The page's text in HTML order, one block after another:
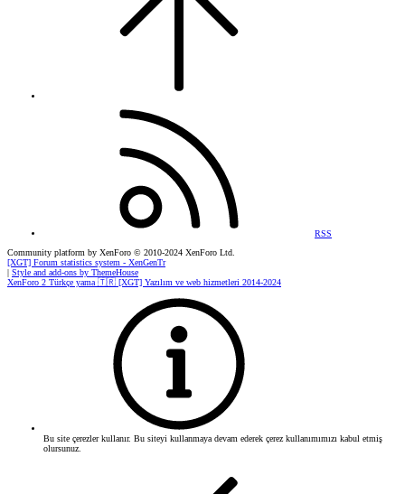
RSS
Community platform by XenForo © 2010-2024 XenForo Ltd.
[XGT] Forum statistics system - XenGenTr
Style and add-ons by ThemeHouse
XenForo 2 Türkçe yama 🇹🇷 [XGT] Yazılım ve web hizmetleri 2014-2024
Bu site çerezler kullanır. Bu siteyi kullanmaya devam ederek çerez kullanımımızı kabul etmiş
olursunuz.